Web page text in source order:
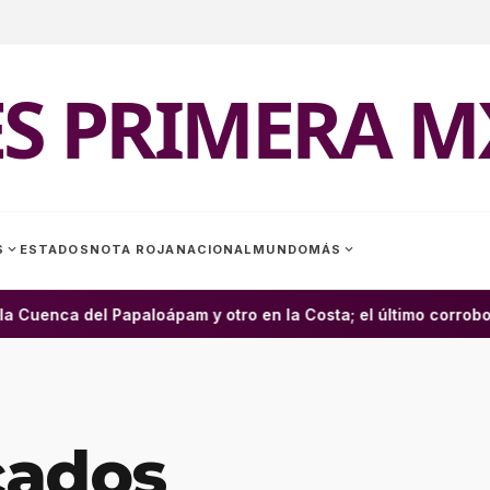
PRIMERA
expand_more ESTADOS NOTA ROJA NACIONAL MUNDOMÁS expand_more
del Papaloápam y otro en la Costa; el último